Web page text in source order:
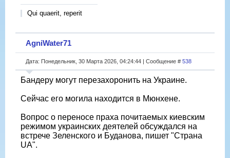
Qui quaerit, reperit
AgniWater71
Дата: Понедельник, 30 Марта 2026, 04:24:44 | Сообщение # 538
Бандеру могут перезахоронить на Украине.
Сейчас его могила находится в Мюнхене.
Вопрос о переносе праха почитаемых киевским
режимом украинских деятелей обсуждался на
встрече Зеленского и Буданова, пишет "Страна
UA".